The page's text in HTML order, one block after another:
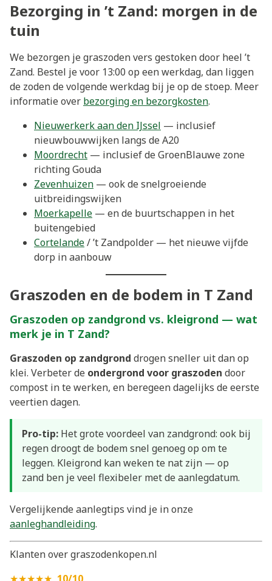
Bezorging in ’t Zand: morgen in de
tuin
We bezorgen je graszoden vers gestoken door heel ’t
Zand. Bestel je voor 13:00 op een werkdag, dan liggen
de zoden de volgende werkdag bij je op de stoep. Meer
informatie over bezorging en bezorgkosten.
Nieuwerkerk aan den IJssel — inclusief
nieuwbouwwijken langs de A20
Moordrecht — inclusief de GroenBlauwe zone
richting Gouda
Zevenhuizen — ook de snelgroeiende
uitbreidingswijken
Moerkapelle — en de buurtschappen in het
buitengebied
Cortelande/ ’t Zandpolder — het nieuwe vijfde
dorp in aanbouw
Graszoden en de bodem in T Zand
Graszoden op zandgrond vs. kleigrond — wat
merk je in T Zand?
Graszoden op zandgrond drogen sneller uit dan op
klei. Verbeter de ondergrond voor graszoden door
compost in te werken, en beregeen dagelijks de eerste
veertien dagen.
Pro-tip: Het grote voordeel van zandgrond: ook bij
regen droogt de bodem snel genoeg op om te
leggen. Kleigrond kan weken te nat zijn — op
zand ben je veel flexibeler met de aanlegdatum.
Vergelijkende aanlegtips vind je in onze
aanleghandleiding.
Klanten over graszodenkopen.nl